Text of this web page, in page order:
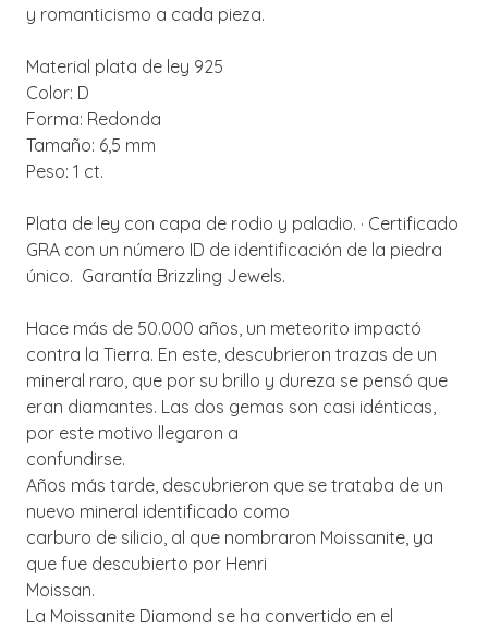
y romanticismo a cada pieza.
Material plata de ley 925
Color: D
Forma: Redonda
Tamaño: 6,5 mm
Peso: 1 ct.
Plata de ley con capa de rodio y paladio. · Certificado
GRA con un número ID de identificación de la piedra
único. Garantía Brizzling Jewels.
Hace más de 50.000 años, un meteorito impactó
contra la Tierra. En este, descubrieron trazas de un
mineral raro, que por su brillo y dureza se pensó que
eran diamantes. Las dos gemas son casi idénticas,
por este motivo llegaron a
confundirse.
Años más tarde, descubrieron que se trataba de un
nuevo mineral identificado como
carburo de silicio, al que nombraron Moissanite, ya
que fue descubierto por Henri
Moissan.
La Moissanite Diamond se ha convertido en el